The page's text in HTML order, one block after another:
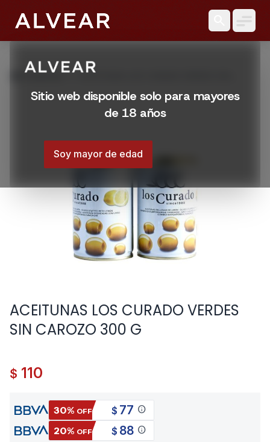
Sitio web disponible solo para mayores
de 18 años
Soy mayor de edad
Productos
ACEITUNAS LOS CURADO VERDES SIN
ACEITUNAS LOS CURADO VERDES
SIN CAROZO 300 G
$ 110
30% OFF $ 77 info
20% OFF $ 88 info